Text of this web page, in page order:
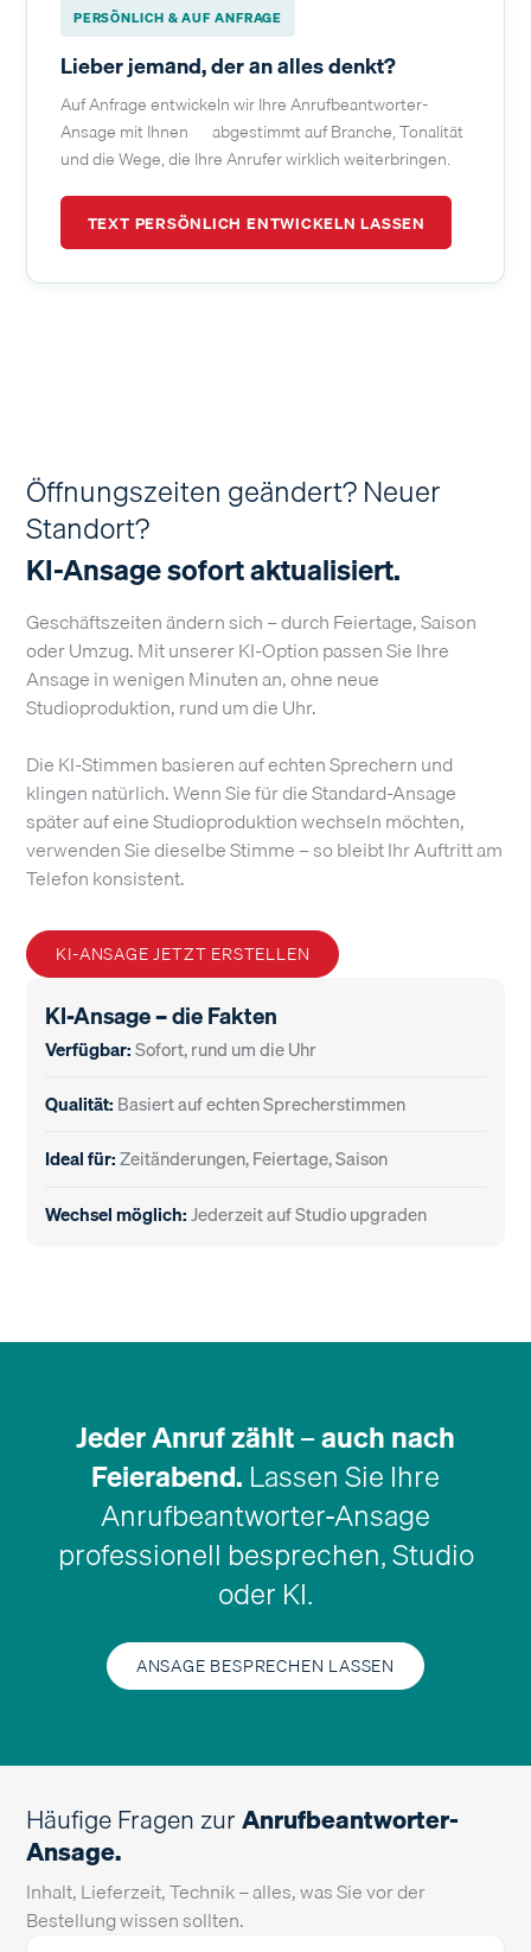
PERSÖNLICH & AUF ANFRAGE
Lieber jemand, der an alles denkt?
Auf Anfrage entwickeln wir Ihre Anrufbeantworter-
Ansage mit Ihnen — abgestimmt auf Branche, Tonalität
und die Wege, die Ihre Anrufer wirklich weiterbringen.
TEXT PERSÖNLICH ENTWICKELN LASSEN
Öffnungszeiten geändert? Neuer
Standort?
KI-Ansage sofort aktualisiert.
Geschäftszeiten ändern sich – durch Feiertage, Saison
oder Umzug. Mit unserer KI-Option passen Sie Ihre
Ansage in wenigen Minuten an, ohne neue
Studioproduktion, rund um die Uhr.
Die KI-Stimmen basieren auf echten Sprechern und
klingen natürlich. Wenn Sie für die Standard-Ansage
später auf eine Studioproduktion wechseln möchten,
verwenden Sie dieselbe Stimme – so bleibt Ihr Auftritt am
Telefon konsistent.
KI-ANSAGE JETZT ERSTELLEN
KI-Ansage – die Fakten
Verfügbar:Sofort, rund um die Uhr
Qualität: Basiert auf echten Sprecherstimmen
Ideal für:Zeitänderungen, Feiertage, Saison
Wechsel möglich:Jederzeit auf Studio upgraden
Jeder Anruf zählt – auch nach
Feierabend. Lassen Sie Ihre
Anrufbeantworter-Ansage
professionell besprechen, Studio
oder KI.
ANSAGE BESPRECHEN LASSEN
Häufige Fragen zurAnrufbeantworter-
Ansage.
Inhalt, Lieferzeit, Technik – alles, was Sie vor der
Bestellung wissen sollten.